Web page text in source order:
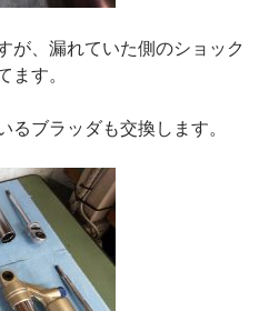
が、漏れていた側のショック
ます。
ブラッダも交換します。